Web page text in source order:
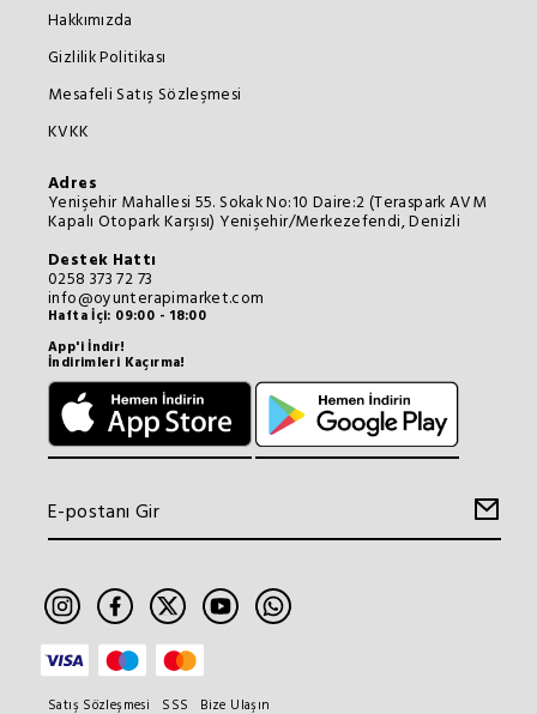
Hakkımızda
Gizlilik Politikası
Mesafeli Satış Sözleşmesi
KVKK
Adres
Yenişehir Mahallesi 55. Sokak No:10 Daire:2 (Teraspark AVM
Kapalı Otopark Karşısı) Yenişehir/Merkezefendi, Denizli
Destek Hattı
0258 373 72 73
info@oyunterapimarket.com
Hafta İçi: 09:00 - 18:00
App'i İndir!
İndirimleri Kaçırma!
Satış Sözleşmesi SSS Bize Ulaşın